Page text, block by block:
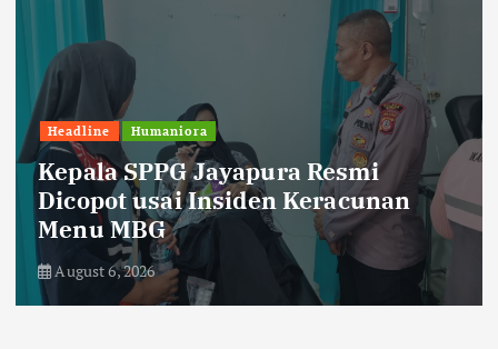
Headline Humaniora
Kepala SPPG Jayapura Resmi
Dicopot usai Insiden Keracunan
Menu MBG
August 6, 2026